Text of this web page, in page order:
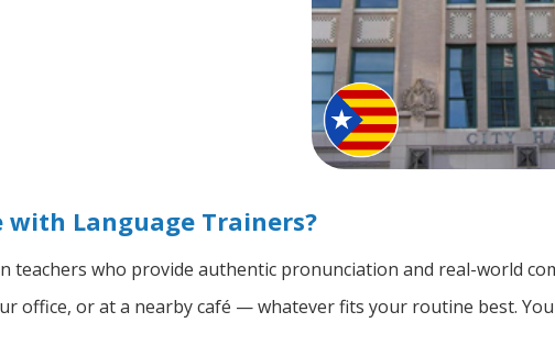
with Language Trainers?
teachers who provide authentic pronunciation and real-world
office, or at a nearby café — whatever fits your routine best.